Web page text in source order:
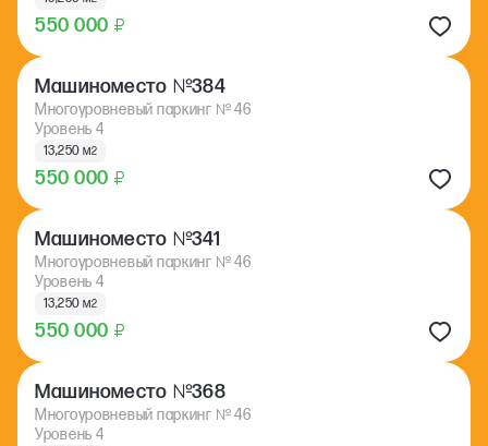
550 000 ₽
Машиноместо №384
Многоуровневый паркинг №46
Уровень 4
550 000 ₽
13,250 м2
Машиноместо №341
Многоуровневый паркинг №46
Уровень 4
550 000 ₽
13,250 м2
Машиноместо №368
Многоуровневый паркинг №46
Уровень 4